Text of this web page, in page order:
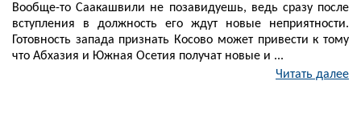
Вообще-то Саакашвили не позавидуешь, ведь сразу после
вступления в должность его ждут новые неприятности.
Готовность запада признать Косово может привести к тому
что Абхазия и Южная Осетия получат новые и ...
Читать далее